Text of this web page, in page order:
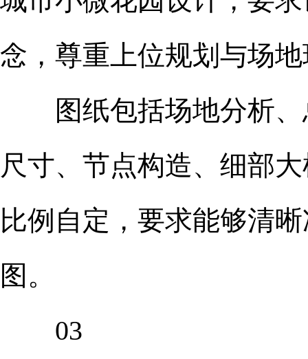
念，尊重上位规划与场
图纸包括场地分析、
尺寸、节点构造、细部
比例自定，要求能够清
图。
03